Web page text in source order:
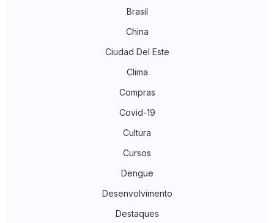
Brasil
China
Ciudad Del Este
Clima
Compras
Covid-19
Cultura
Cursos
Dengue
Desenvolvimento
Destaques